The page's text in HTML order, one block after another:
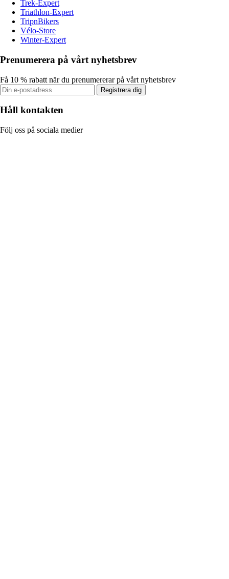
Trek-Expert
Triathlon-Expert
TripnBikers
Vélo-Store
Winter-Expert
Prenumerera på vårt nyhetsbrev
Få 10 % rabatt när du prenumererar på vårt nyhetsbrev
Registrera dig
Håll kontakten
Följ oss på sociala medier